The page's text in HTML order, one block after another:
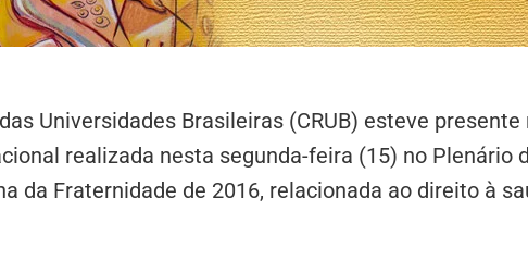
Universidades Brasileiras (CRUB) esteve presente
realizada nesta segunda-feira (15) no Plenário
da Fraternidade de 2016, relacionada ao direito à